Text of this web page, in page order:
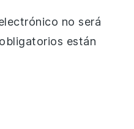
no será
están